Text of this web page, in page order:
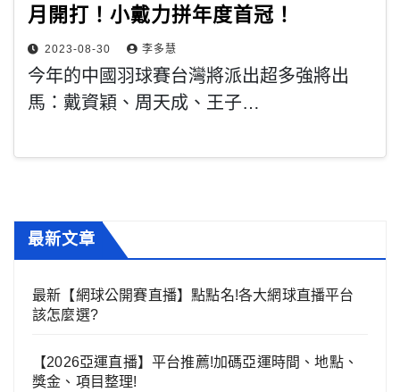
月開打！小戴力拼年度首冠！
2023-08-30 李多慧
今年的中國羽球賽台灣將派出超多強將出
馬：戴資穎、周天成、王子…
最新文章
最新【網球公開賽直播】點點名!各大網球直播平台
該怎麼選?
【2026亞運直播】平台推薦!加碼亞運時間、地點、
獎金、項目整理!